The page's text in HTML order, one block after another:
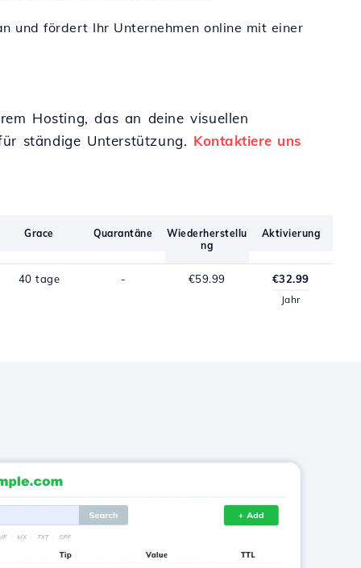
und fördert Ihr Unternehmen online mit einer
Hosting, das an deine visuellen
ständige Unterstützung. Kontaktiere uns
Grace Quarantäne
Wiederherstellu
ng
Aktivierung
40 tage - €59.99 €32.99
Jahr